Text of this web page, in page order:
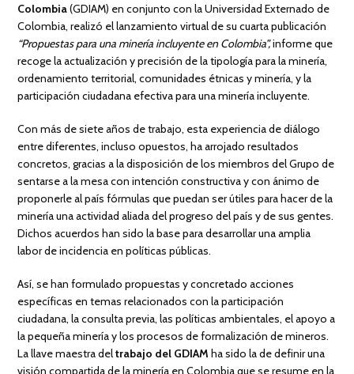
Colombia(GDIAM) en conjunto con la Universidad Externado de
Colombia, realizó el lanzamiento virtual de su cuarta publicación
“Propuestas para una minería incluyente en Colombia”,informe que
recoge la actualización y precisión de la tipología para la minería,
ordenamiento territorial, comunidades étnicas y minería, y la
participación ciudadana efectiva para una minería incluyente.
Con más de siete años de trabajo, esta experiencia de diálogo
entre diferentes, incluso opuestos, ha arrojado resultados
concretos, gracias a la disposición de los miembros del Grupo de
sentarse a la mesa con intención constructiva y con ánimo de
proponerle al país fórmulas que puedan ser útiles para hacer de la
minería una actividad aliada del progreso del país y de sus gentes.
Dichos acuerdos han sido la base para desarrollar una amplia
labor de incidencia en políticas públicas.
Así, se han formulado propuestas y concretado acciones
específicas en temas relacionados con la participación
ciudadana, la consulta previa, las políticas ambientales, el apoyo a
la pequeña minería y los procesos de formalización de mineros.
La llave maestra deltrabajo del GDIAMha sido la de definir una
visión compartida de la minería en Colombia que se resume en la